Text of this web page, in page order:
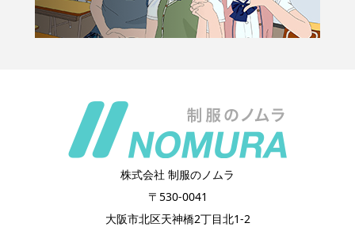
株式会社 制服のノムラ
〒530-0041
大阪市北区天神橋2丁目北1-2